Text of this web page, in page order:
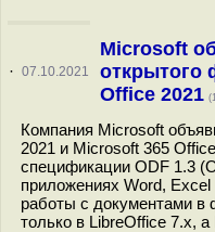
· 07.10.2021
Microsoft
открытого
Office 2021
Компания Microsoft
2021 и Microsoft 365
спецификации ODF 1.3
приложениях Word,
работы с документами в
только в LibreOffice 7.x,